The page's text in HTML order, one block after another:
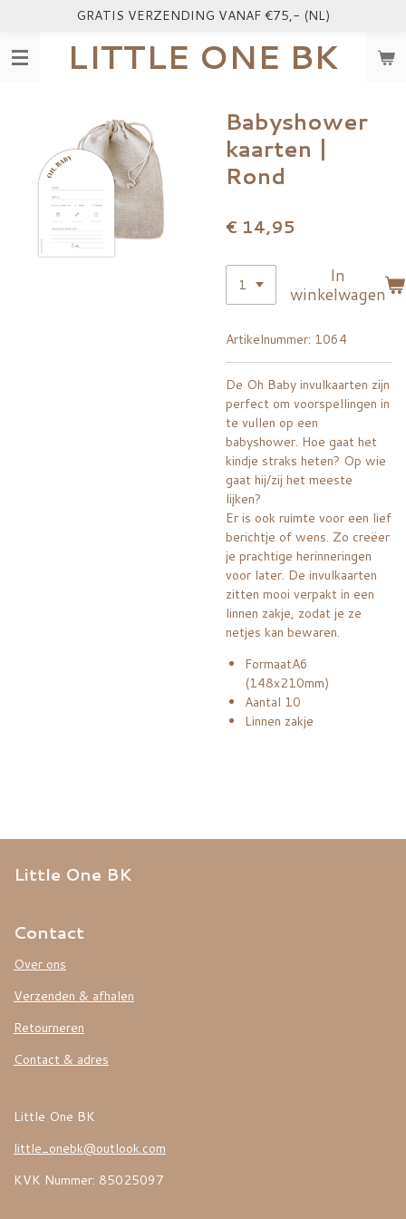
naar
LITTLE ONE BK
GRATIS VERZENDING VANAF €75,- (NL)
Babyshower
kaarten |
Rond
€ 14,95
In
winkelwagen
Artikelnummer: 1064
De Oh Baby invulkaarten zijn
perfect om voorspellingen in
te vullen op een
babyshower. Hoe gaat het
kindje straks heten? Op wie
gaat hij/zij het meeste
lijken?
Er is ook ruimte voor een lief
berichtje of wens. Zo creëer
je prachtige herinneringen
voor later. De invulkaarten
zitten mooi verpakt in een
linnen zakje, zodat je ze
netjes kan bewaren.
FormaatA6
(148x210mm)
Aantal 10
Linnen zakje
Little One BK
Contact
Over ons
Verzenden & afhalen
Retourneren
Contact & adres
Little One BK
little_onebk@outlook.com
KVK Nummer: 85025097